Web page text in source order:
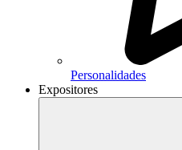
Personalidades
Expositores